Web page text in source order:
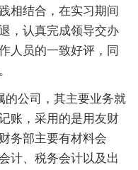
相结合，在实习期间
，认真完成领导交办
人员的一致好评，同
的公司，其主要业务就
账，采用的是用友财
务部主要有材料会
计、税务会计以及出